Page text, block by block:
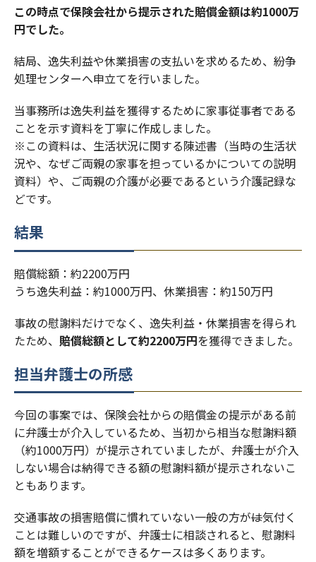
この時点で保険会社から提示された賠償金額は約1000万
円でした。
結局、逸失利益や休業損害の支払いを求めるため、紛争
処理センターへ申立てを行いました。
当事務所は逸失利益を獲得するために家事従事者である
ことを示す資料を丁寧に作成しました。
※この資料は、生活状況に関する陳述書（当時の生活状
況や、なぜご両親の家事を担っているかについての説明
資料）や、ご両親の介護が必要であるという介護記録な
どです。
結果
賠償総額：約2200万円
うち逸失利益：約1000万円、休業損害：約150万円
事故の慰謝料だけでなく、逸失利益・休業損害を得られ
たため、 賠償総額として約2200万円を獲得できました。
担当弁護士の所感
今回の事案では、保険会社からの賠償金の提示がある前
に弁護士が介入しているため、当初から相当な慰謝料額
（約1000万円）が提示されていましたが、弁護士が介入
しない場合は納得できる額の慰謝料額が提示されないこ
ともあります。
交通事故の損害賠償に慣れていない一般の方がは気付く
ことは難しいのですが、弁護士に相談されると、慰謝料
額を増額することができるケースは多くあります。